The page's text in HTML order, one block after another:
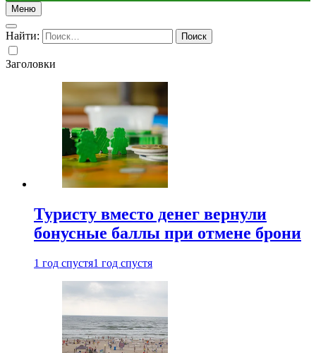
Меню
Найти:
Заголовки
Туристу вместо денег вернули
бонусные баллы при отмене брони
1 год спустя1 год спустя